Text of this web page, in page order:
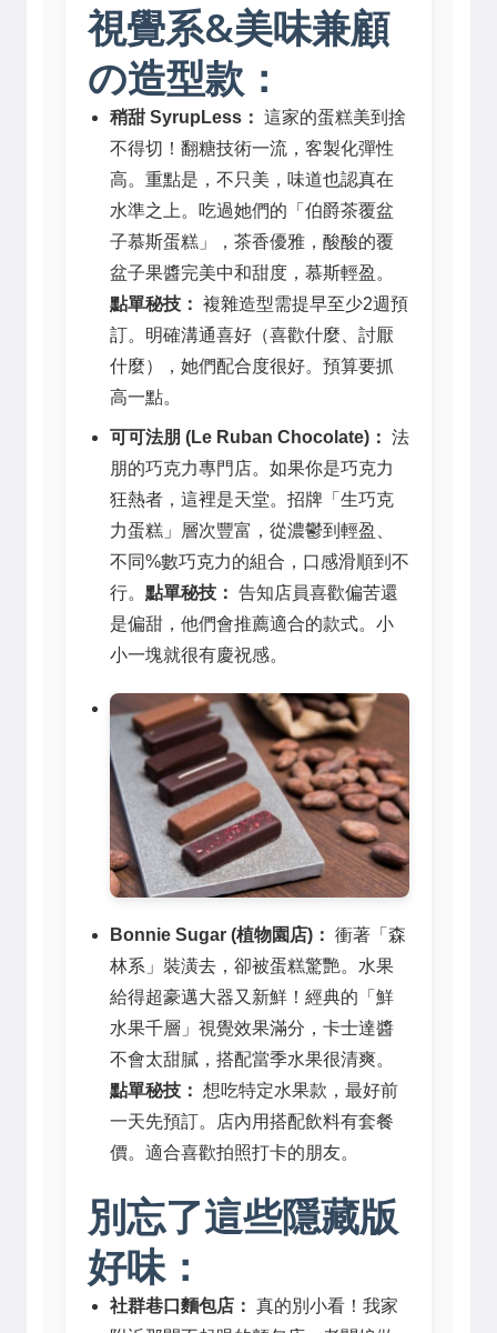
視覺系&美味兼顧
の造型款：
稍甜 SyrupLess： 這家的蛋糕美到捨
不得切！翻糖技術一流，客製化彈性
高。重點是，不只美，味道也認真在
水準之上。吃過她們的「伯爵茶覆盆
子慕斯蛋糕」，茶香優雅，酸酸的覆
盆子果醬完美中和甜度，慕斯輕盈。
點單秘技： 複雜造型需提早至少2週預
訂。明確溝通喜好（喜歡什麼、討厭
什麼），她們配合度很好。預算要抓
高一點。
可可法朋 (Le Ruban Chocolate)： 法
朋的巧克力專門店。如果你是巧克力
狂熱者，這裡是天堂。招牌「生巧克
力蛋糕」層次豐富，從濃鬱到輕盈、
不同%數巧克力的組合，口感滑順到不
行。 點單秘技： 告知店員喜歡偏苦還
是偏甜，他們會推薦適合的款式。小
小一塊就很有慶祝感。
Bonnie Sugar (植物園店)： 衝著「森
林系」裝潢去，卻被蛋糕驚艷。水果
給得超豪邁大器又新鮮！經典的「鮮
水果千層」視覺效果滿分，卡士達醬
不會太甜膩，搭配當季水果很清爽。
點單秘技： 想吃特定水果款，最好前
一天先預訂。店內用搭配飲料有套餐
價。適合喜歡拍照打卡的朋友。
別忘了這些隱藏版
好味：
社群巷口麵包店： 真的別小看！我家